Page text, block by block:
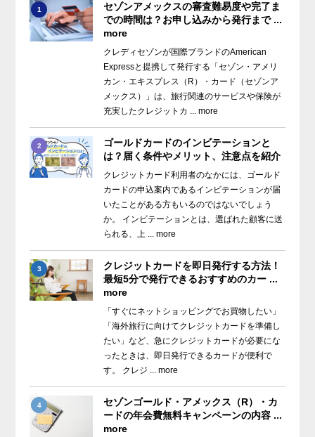
1
セゾンアメックスの審査難易度や完了ま
での時間は？お申し込みから発行まで ...
more
クレディセゾンが国際ブランドのAmerican
Expressと提携して発行する「セゾン・アメリ
カン・エキスプレス（R）・カード（セゾンア
メックス）」は、旅行関連のサービスや保険が
充実したクレジットカ ... more
2
ゴールドカードのインビテーションと
は？届く条件やメリット、注意点を紹介
クレジットカード利用者のなかには、ゴールド
カードの申込案内であるインビテーションが届
いたことがある方もいるのではないでしょう
か。 インビテーションとは、選ばれた顧客に送
られる、上 ... more
3
クレジットカードを即日発行する方法！
最短5分で発行できるおすすめのカー ...
more
「すぐにネットショッピングでお買物したい」
「海外旅行に向けてクレジットカードを準備し
たい」など、急にクレジットカードが必要にな
ったときは、即日発行できるカードが便利で
す。 クレジ ... more
4
セゾンゴールド・アメックス（R）・カ
ードの年会費無料キャンペーンの内容 ...
more